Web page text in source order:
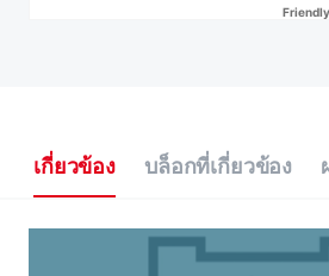
Friendly
เกี่ยวข้อง บล็อกที่เกี่ยวข้อง